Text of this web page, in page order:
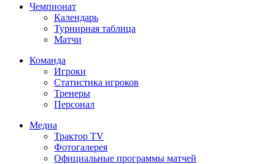
Чемпионат
Календарь
Турнирная таблица
Матчи
Команда
Игроки
Статистика игроков
Тренеры
Персонал
Медиа
Трактор TV
Фотогалерея
Официальные программы матчей